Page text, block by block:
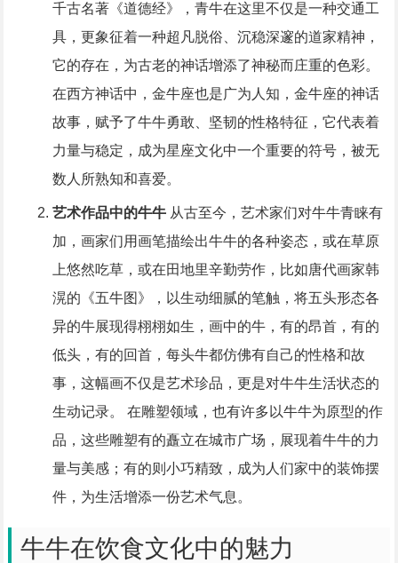
千古名著《道德经》，青牛在这里不仅是一种交通工
具，更象征着一种超凡脱俗、沉稳深邃的道家精神，
它的存在，为古老的神话增添了神秘而庄重的色彩。
在西方神话中，金牛座也是广为人知，金牛座的神话
故事，赋予了牛牛勇敢、坚韧的性格特征，它代表着
力量与稳定，成为星座文化中一个重要的符号，被无
数人所熟知和喜爱。
艺术作品中的牛牛从古至今，艺术家们对牛牛青睐有
加，画家们用画笔描绘出牛牛的各种姿态，或在草原
上悠然吃草，或在田地里辛勤劳作，比如唐代画家韩
滉的《五牛图》，以生动细腻的笔触，将五头形态各
异的牛展现得栩栩如生，画中的牛，有的昂首，有的
低头，有的回首，每头牛都仿佛有自己的性格和故
事，这幅画不仅是艺术珍品，更是对牛牛生活状态的
生动记录。 在雕塑领域，也有许多以牛牛为原型的作
品，这些雕塑有的矗立在城市广场，展现着牛牛的力
量与美感；有的则小巧精致，成为人们家中的装饰摆
件，为生活增添一份艺术气息。
牛牛在饮食文化中的魅力